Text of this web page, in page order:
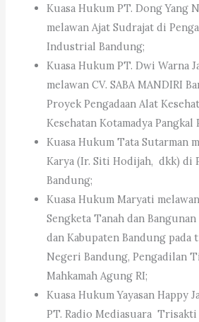
Kuasa Hukum PT. Dong Yang
melawan Ajat Sudrajat di
Industrial Bandung;
Kuasa Hukum PT. Dwi Warna
melawan CV. SABA MANDIRI
Proyek Pengadaan Alat
Kesehatan Kotamadya
Kuasa Hukum Tata Sutarman
Karya (Ir. Siti Hodijah, dkk) di
Bandung;
Kuasa Hukum Maryati
Sengketa Tanah dan
dan Kabupaten Bandung pada
Negeri Bandung, Pengadilan
Mahkamah Agung RI;
Kuasa Hukum Yayasan Happy
PT. Radio Mediasuara Trisakti